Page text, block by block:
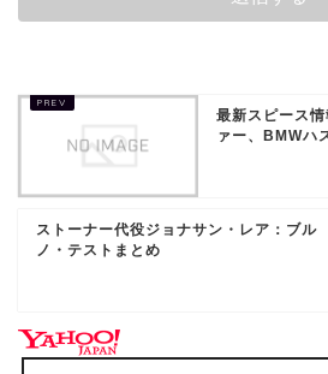
最新スピース
ァー、BMWハ
ストーナー代役ジョナサン・レア：ブル
ノ・テストまとめ